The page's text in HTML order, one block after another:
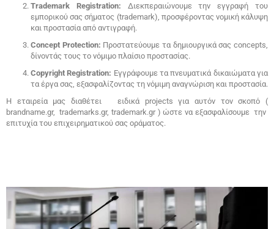
Trademark Registration: Διεκπεραιώνουμε την εγγραφή του
εμπορικού σας σήματος (trademark), προσφέροντας νομική κάλυψη
και προστασία από αντιγραφή.
Concept Protection: Προστατεύουμε τα δημιουργικά σας concepts,
δίνοντάς τους το νόμιμο πλαίσιο προστασίας.
Copyright Registration: Εγγράφουμε τα πνευματικά δικαιώματα για
τα έργα σας, εξασφαλίζοντας τη νόμιμη αναγνώριση και προστασία.
Η εταιρεία μας διαθέτει ειδικά projects για αυτόν τον σκοπό (
brandname.gr, trademarks.gr, trademark.gr ) ώστε να εξασφαλίσουμε την
επιτυχία του επιχειρηματικού σας οράματος.